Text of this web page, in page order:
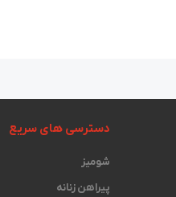
دسترسی های سریع
شومیز
پیراهن زنانه